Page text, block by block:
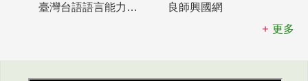
臺灣台語語言能力認證網站
良師興國網
更多